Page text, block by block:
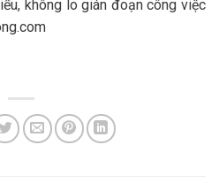
không lo gián đoạn công việc